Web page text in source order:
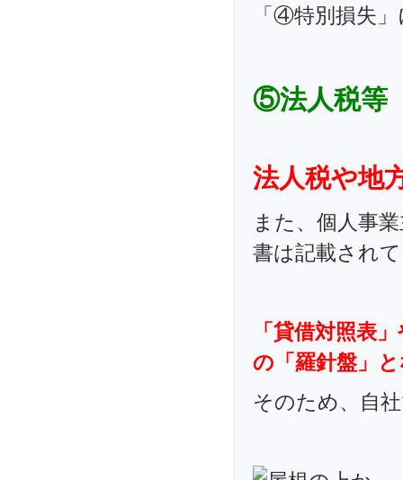
「④特別損失
⑤法人税等
法人税や地
また、個人事
書は記載され
「貸借対照表
の「羅針盤」
そのため、自